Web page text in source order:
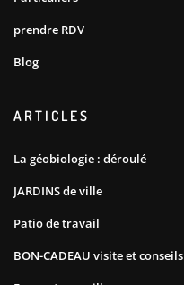
prendre RDV
Blog
ARTICLES
La géobiologie : déroulé
JARDINS de ville
Patio de travail
BON-CADEAU visite et conseils